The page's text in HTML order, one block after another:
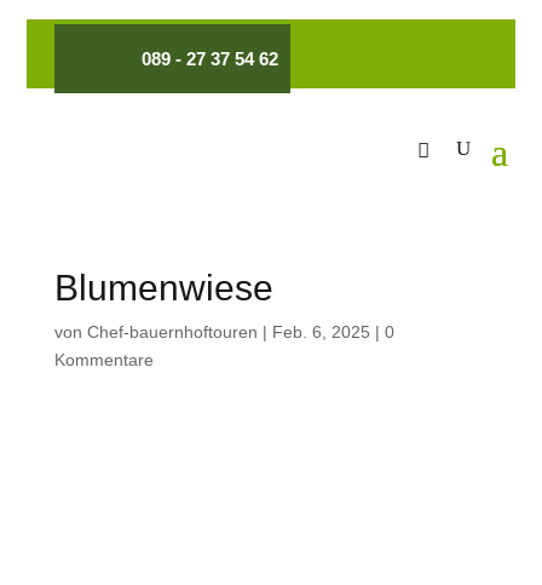
089 - 27 37 54 62
Blumenwiese
von Chef-bauernhoftouren | Feb. 6, 2025 | 0
Kommentare